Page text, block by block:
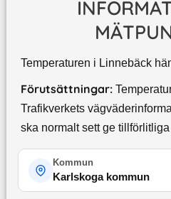
Temperaturen i Linnebäck
Förutsättningar:
Trafikverkets
ska normalt sett ge
Kommun
Karlskoga kommun